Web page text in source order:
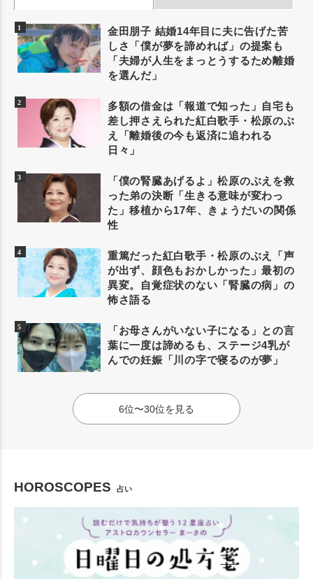
金田朋子 結婚14年目に夫に告げた苦
しさ「僕が夢を諦めれば」の提案も
「夫婦が人生をまっとうするため離婚
を選んだ」
多額の借金は「報道で知った」自宅も
差し押さえられた紅白歌手・松原のぶ
え「離婚後の今も返済に追われる
日々」
「僕の腎臓あげるよ」松原のぶえを救
った弟の決断「生きる意味が変わっ
た」移植から17年、きょうだいの関係
性
重篤だった紅白歌手・松原のぶえ「声
が出ず、顔色もおかしかった」最初の
異変。自覚症状のない「腎臓の病」の
怖さ語る
「お母さんがいない子になる」との言
葉に一度は諦めるも、ステージ4乳が
んでの妊娠「川の字で寝るのが夢」
6位〜30位を見る
HOROSCOPES 占い